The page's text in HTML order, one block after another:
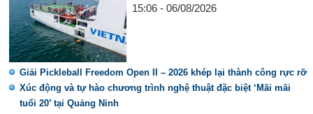
15:06 - 06/08/2026
Giải Pickleball Freedom Open II – 2026 khép lại thành công rực rỡ
Xúc động và tự hào chương trình nghệ thuật đặc biệt ‘Mãi mãi
tuổi 20’ tại Quảng Ninh